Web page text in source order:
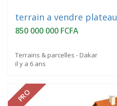
terrain a vendre plateau
850 000 000 FCFA
Terrains & parcelles - Dakar
il y a 6 ans
PRO